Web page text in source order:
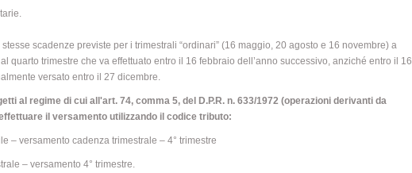
stesse scadenze previste per i trimestrali “ordinari” (16 maggio, 20 agosto e 16 novembre) a
quarto trimestre che va effettuato entro il 16 febbraio dell’anno successivo, anziché entro il 16
versato entro il 27 dicembre.
al regime di cui all'art. 74, comma 5, del D.P.R. n. 633/1972 (operazioni derivanti da
il versamento utilizzando il codice tributo:
– versamento cadenza trimestrale – 4° trimestre
– versamento 4° trimestre.